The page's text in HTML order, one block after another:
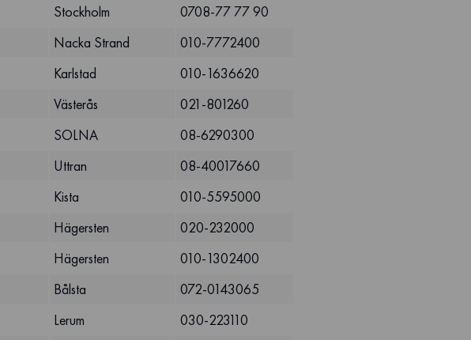
Stockholm
0708-77 77 90
Nacka Strand
010-7772400
Karlstad
010-1636620
Västerås
021-801260
SOLNA
08-6290300
Uttran
08-40017660
Kista
010-5595000
Hägersten
020-232000
Hägersten
010-1302400
Bålsta
072-0143065
Lerum
030-223110